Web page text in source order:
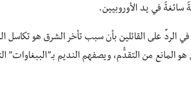
في يد الأوروبيين.
في الردِّ على القائلين بأن سبب تأخر الشرق هو
المانع من التقدُّم، ويصفهم النديم بـ”الببغاوات”